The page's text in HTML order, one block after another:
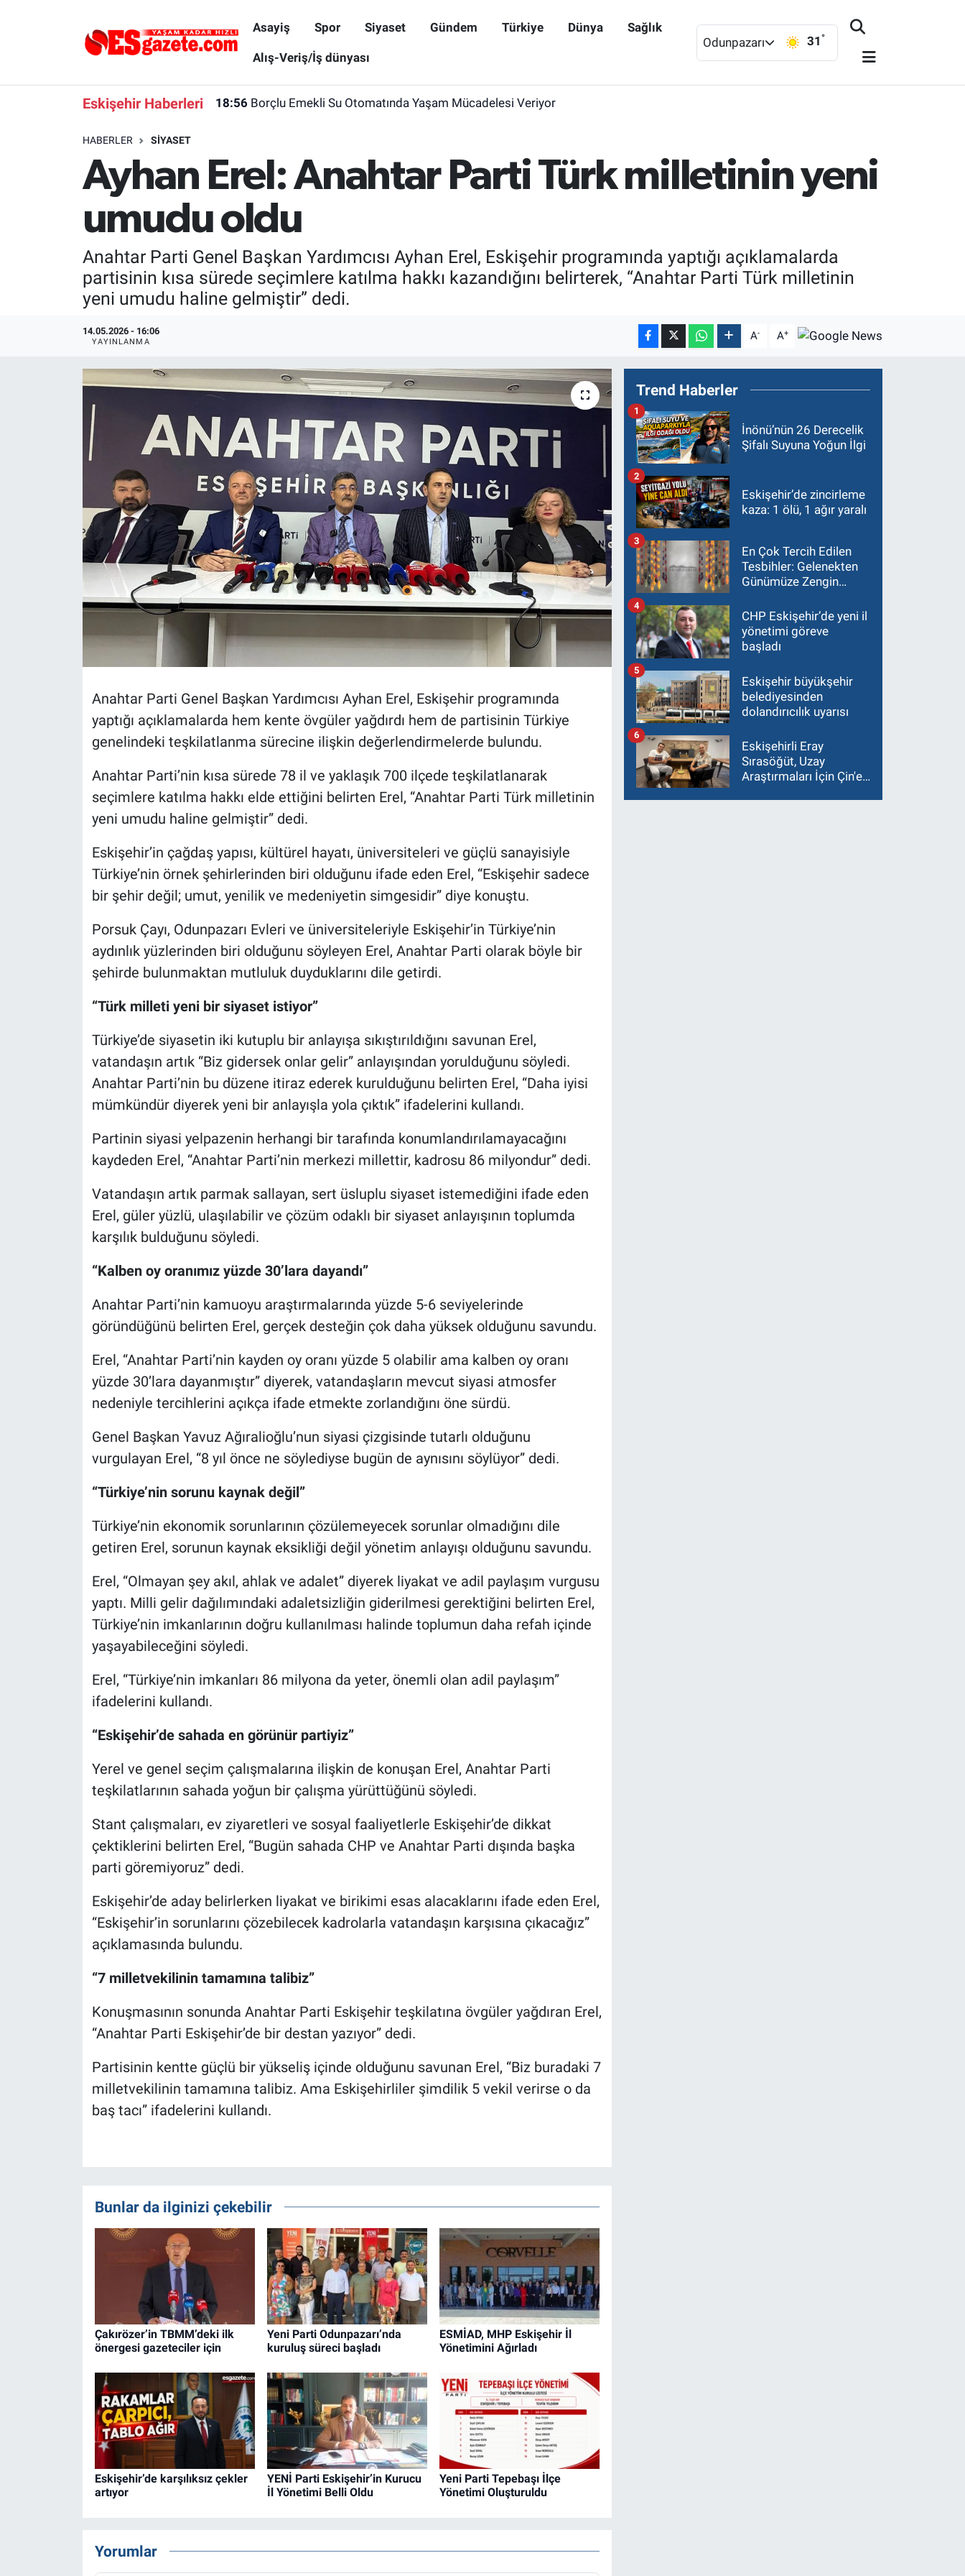
Asayiş Spor Siyaset Gündem Türkiye Dünya Sağlık
Alış-Veriş/İş dünyası
Odunpazarı 31 °
Eskişehir Haberleri 18:56 Borçlu Emekli Su Otomatında Yaşam Mücadelesi Veriyor
HABERLER SIYASET
Ayhan Erel: Anahtar Parti Türk milletinin yeni
umudu oldu
Anahtar Parti Genel Başkan Yardımcısı Ayhan Erel, Eskişehir programında yaptığı açıklamalarda
partisinin kısa sürede seçimlere katılma hakkı kazandığını belirterek, “Anahtar Parti Türk milletinin
yeni umudu haline gelmiştir” dedi.
14.05.2026 - 16:06
YAYINLANMA A- A+
Anahtar Parti Genel Başkan Yardımcısı Ayhan Erel, Eskişehir programında
yaptığı açıklamalarda hem kente övgüler yağdırdı hem de partisinin Türkiye
genelindeki teşkilatlanma sürecine ilişkin değerlendirmelerde bulundu.
Anahtar Parti’nin kısa sürede 78 il ve yaklaşık 700 ilçede teşkilatlanarak
seçimlere katılma hakkı elde ettiğini belirten Erel, “Anahtar Parti Türk milletinin
yeni umudu haline gelmiştir” dedi.
Eskişehir’in çağdaş yapısı, kültürel hayatı, üniversiteleri ve güçlü sanayisiyle
Türkiye’nin örnek şehirlerinden biri olduğunu ifade eden Erel, “Eskişehir sadece
bir şehir değil; umut, yenilik ve medeniyetin simgesidir” diye konuştu.
Porsuk Çayı, Odunpazarı Evleri ve üniversiteleriyle Eskişehir’in Türkiye’nin
aydınlık yüzlerinden biri olduğunu söyleyen Erel, Anahtar Parti olarak böyle bir
şehirde bulunmaktan mutluluk duyduklarını dile getirdi.
“Türk milleti yeni bir siyaset istiyor”
Türkiye’de siyasetin iki kutuplu bir anlayışa sıkıştırıldığını savunan Erel,
vatandaşın artık “Biz gidersek onlar gelir” anlayışından yorulduğunu söyledi.
Anahtar Parti’nin bu düzene itiraz ederek kurulduğunu belirten Erel, “Daha iyisi
mümkündür diyerek yeni bir anlayışla yola çıktık” ifadelerini kullandı.
Partinin siyasi yelpazenin herhangi bir tarafında konumlandırılamayacağını
kaydeden Erel, “Anahtar Parti’nin merkezi millettir, kadrosu 86 milyondur” dedi.
Vatandaşın artık parmak sallayan, sert üsluplu siyaset istemediğini ifade eden
Erel, güler yüzlü, ulaşılabilir ve çözüm odaklı bir siyaset anlayışının toplumda
karşılık bulduğunu söyledi.
“Kalben oy oranımız yüzde 30’lara dayandı”
Anahtar Parti’nin kamuoyu araştırmalarında yüzde 5-6 seviyelerinde
göründüğünü belirten Erel, gerçek desteğin çok daha yüksek olduğunu savundu.
Erel, “Anahtar Parti’nin kayden oy oranı yüzde 5 olabilir ama kalben oy oranı
yüzde 30’lara dayanmıştır” diyerek, vatandaşların mevcut siyasi atmosfer
nedeniyle tercihlerini açıkça ifade etmekte zorlandığını öne sürdü.
Genel Başkan Yavuz Ağıralioğlu’nun siyasi çizgisinde tutarlı olduğunu
vurgulayan Erel, “8 yıl önce ne söylediyse bugün de aynısını söylüyor” dedi.
“Türkiye’nin sorunu kaynak değil”
Türkiye’nin ekonomik sorunlarının çözülemeyecek sorunlar olmadığını dile
getiren Erel, sorunun kaynak eksikliği değil yönetim anlayışı olduğunu savundu.
Erel, “Olmayan şey akıl, ahlak ve adalet” diyerek liyakat ve adil paylaşım vurgusu
yaptı. Milli gelir dağılımındaki adaletsizliğin giderilmesi gerektiğini belirten Erel,
Türkiye’nin imkanlarının doğru kullanılması halinde toplumun daha refah içinde
yaşayabileceğini söyledi.
Erel, “Türkiye’nin imkanları 86 milyona da yeter, önemli olan adil paylaşım”
ifadelerini kullandı.
“Eskişehir’de sahada en görünür partiyiz”
Yerel ve genel seçim çalışmalarına ilişkin de konuşan Erel, Anahtar Parti
teşkilatlarının sahada yoğun bir çalışma yürüttüğünü söyledi.
Stant çalışmaları, ev ziyaretleri ve sosyal faaliyetlerle Eskişehir’de dikkat
çektiklerini belirten Erel, “Bugün sahada CHP ve Anahtar Parti dışında başka
parti göremiyoruz” dedi.
Eskişehir’de aday belirlerken liyakat ve birikimi esas alacaklarını ifade eden Erel,
“Eskişehir’in sorunlarını çözebilecek kadrolarla vatandaşın karşısına çıkacağız”
açıklamasında bulundu.
“7 milletvekilinin tamamına talibiz”
Konuşmasının sonunda Anahtar Parti Eskişehir teşkilatına övgüler yağdıran Erel,
“Anahtar Parti Eskişehir’de bir destan yazıyor” dedi.
Partisinin kentte güçlü bir yükseliş içinde olduğunu savunan Erel, “Biz buradaki 7
milletvekilinin tamamına talibiz. Ama Eskişehirliler şimdilik 5 vekil verirse o da
baş tacı” ifadelerini kullandı.
Bunlar da ilginizi çekebilir
Çakırözer’in TBMM’deki ilk
önergesi gazeteciler için
Yeni Parti Odunpazarı’nda
kuruluş süreci başladı
ESMİAD, MHP Eskişehir İl
Yönetimini Ağırladı
Eskişehir’de karşılıksız çekler
artıyor
YENİ Parti Eskişehir’in Kurucu
İl Yönetimi Belli Oldu
Yeni Parti Tepebaşı İlçe
Yönetimi Oluşturuldu
Yorumlar
Trend Haberler
İnönü’nün 26 Derecelik
Şifalı Suyuna Yoğun İlgi
1
Eskişehir’de zincirleme
kaza: 1 ölü, 1 ağır yaralı
2
En Çok Tercih Edilen
Tesbihler: Gelenekten
Günümüze Zengin
3
CHP Eskişehir’de yeni il
yönetimi göreve
başladı
4
Eskişehir büyükşehir
belediyesinden
dolandırıcılık uyarısı
5
Eskişehirli Eray
Sırasöğüt, Uzay
Araştırmaları İçin Çin'e
6
Alış-Veriş/İş dünyası
Eskişehirspor Arşivi
Eskişehir Arşivi
Ekonomi
Kültür Sanat
Magazin
Bilim ve Teknoloji
Eskişehir Nöbetçi Eczaneler
Süper Lig Puan Durumu ve Fikstür
Tüm Manşetler
Haber Arşivi